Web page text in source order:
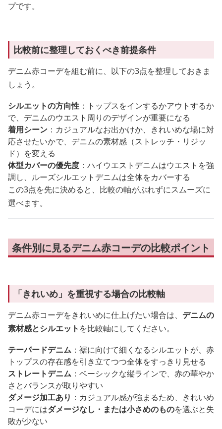
プです。
比較前に整理しておくべき前提条件
デニム赤コーデを組む前に、以下の3点を整理しておきま
しょう。
シルエットの方向性 ：トップスをインするかアウトするか
で、デニムのウエスト周りのデザインが重要になる
着用シーン ：カジュアルなお出かけか、きれいめな場に対
応させたいかで、デニムの素材感（ストレッチ・リジッ
ド）を変える
体型カバーの優先度 ：ハイウエストデニムはウエストを強
調し、ルーズシルエットデニムは全体をカバーする
この3点を先に決めると、比較の軸がぶれずにスムーズに
選べます。
条件別に見るデニム赤コーデの比較ポイント
「きれいめ」を重視する場合の比較軸
デニム赤コーデをきれいめに仕上げたい場合は、 デニムの
素材感とシルエット を比較軸にしてください。
テーパードデニム ：裾に向けて細くなるシルエットが、赤
トップスの存在感を引き立てつつ全体をすっきり見せる
ストレートデニム ：ベーシックな縦ラインで、赤の華やか
さとバランスが取りやすい
ダメージ加工あり ：カジュアル感が強まるため、きれいめ
コーデにはダメージなし・または小さめのものを選ぶと失
敗が少ない